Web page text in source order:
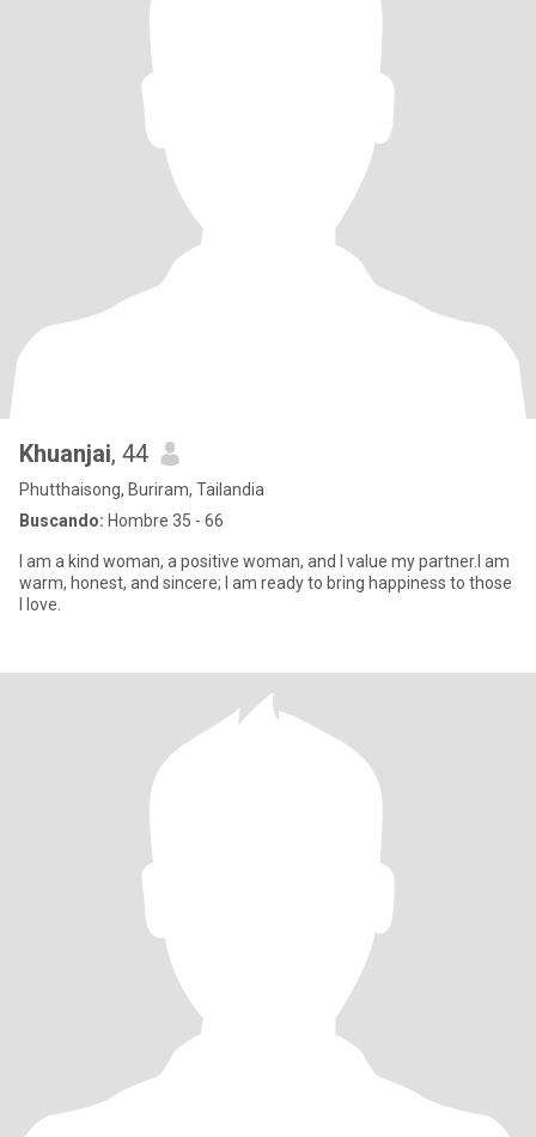
Khuanjai, 44
Phutthaisong, Buriram, Tailandia
Buscando: Hombre 35 - 66
I am a kind woman, a positive woman, and I value my partner.I am
warm, honest, and sincere; I am ready to bring happiness to those
I love.